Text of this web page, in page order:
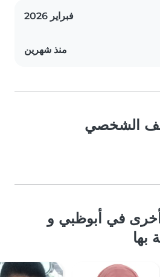
فبراير 2026
منذ شهرين
الشخصي
في أبوظبي و
بها